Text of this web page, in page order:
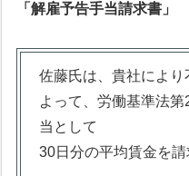
「解雇予告手当請求書」
佐藤氏は、貴社により
よって、労働基準法
当として
30日分の平均賃金を